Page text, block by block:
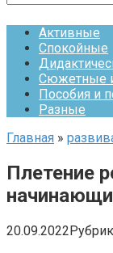
Активные
Спокойные
Сюжетные
Пособия и
Разные
Главная »
Плетение
20.09.2022